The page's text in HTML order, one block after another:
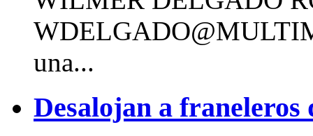
una...
Desalojan a franeleros